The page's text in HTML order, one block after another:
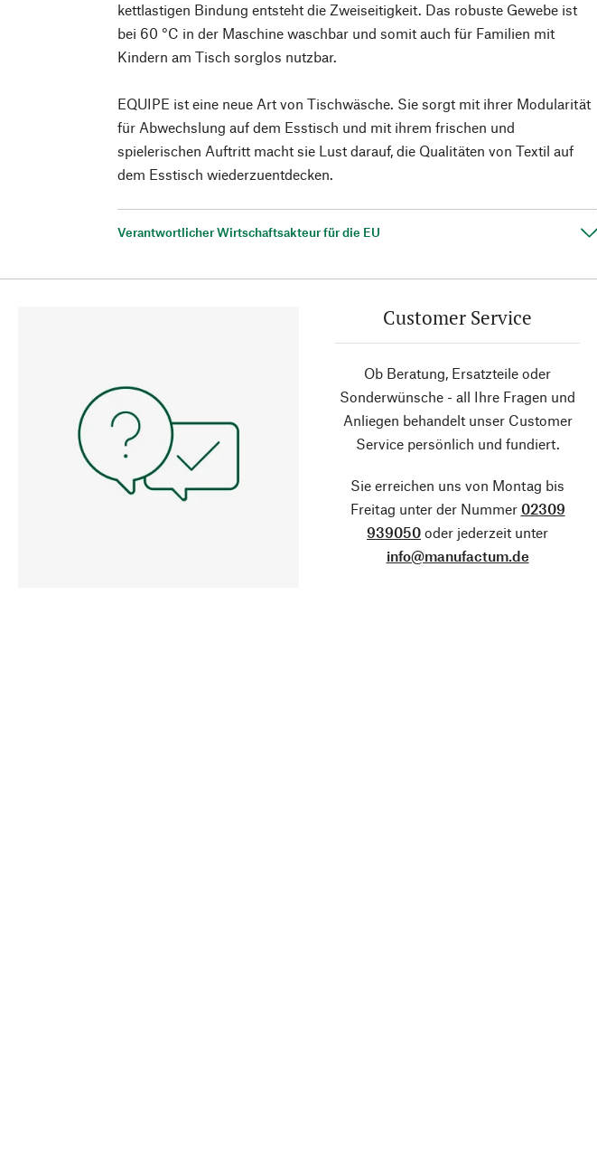
kettlastigen Bindung entsteht die Zweiseitigkeit. Das robuste Gewebe ist
bei 60 °C in der Maschine waschbar und somit auch für Familien mit
Kindern am Tisch sorglos nutzbar.
EQUIPE ist eine neue Art von Tischwäsche. Sie sorgt mit ihrer Modularität
für Abwechslung auf dem Esstisch und mit ihrem frischen und
spielerischen Auftritt macht sie Lust darauf, die Qualitäten von Textil auf
dem Esstisch wiederzuentdecken.
Verantwortlicher Wirtschaftsakteur für die EU
Customer Service
Ob Beratung, Ersatzteile oder
Sonderwünsche - all Ihre Fragen und
Anliegen behandelt unser Customer
Service persönlich und fundiert.
Sie erreichen uns von Montag bis
Freitag unter der Nummer 02309
939050 oder jederzeit unter
info@manufactum.de